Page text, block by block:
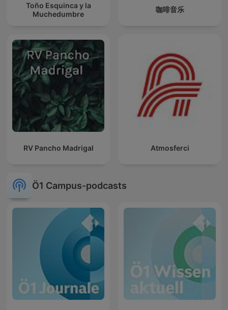
Toño Esquinca y la
Muchedumbre
咖啡音乐
RV Pancho Madrigal Atmosferci
Ö1 Campus-podcasts